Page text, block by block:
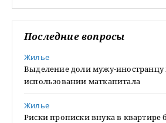
Последние вопросы
Жилье
Выделение доли мужу-иностранцу
использовании маткапитала
Жилье
Риски прописки внука в квартире